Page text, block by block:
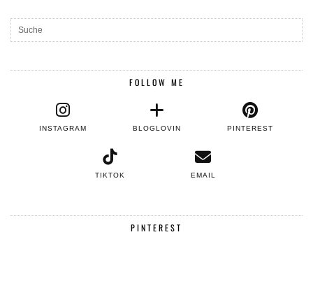
FOLLOW ME
INSTAGRAM BLOGLOVIN PINTEREST
TIKTOK EMAIL
PINTEREST